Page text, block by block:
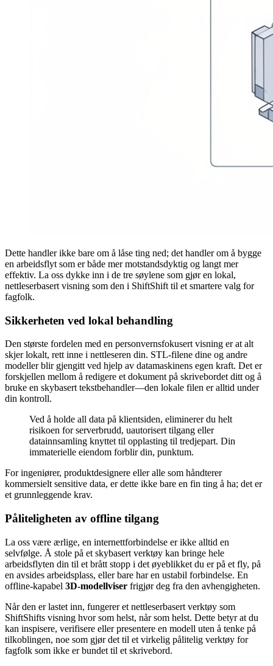
Dette handler ikke bare om å låse ting ned; det handler om å bygge
en arbeidsflyt som er både mer motstandsdyktig og langt mer
effektiv. La oss dykke inn i de tre søylene som gjør en lokal,
nettleserbasert visning som den i ShiftShift til et smartere valg for
fagfolk.
Sikkerheten ved lokal behandling
Den største fordelen med en personvernsfokusert visning er at alt
skjer lokalt, rett inne i nettleseren din. STL-filene dine og andre
modeller blir gjengitt ved hjelp av datamaskinens egen kraft. Det er
forskjellen mellom å redigere et dokument på skrivebordet ditt og å
bruke en skybasert tekstbehandler—den lokale filen er alltid under
din kontroll.
Ved å holde all data på klientsiden, eliminerer du helt
risikoen for serverbrudd, uautorisert tilgang eller
datainnsamling knyttet til opplasting til tredjepart. Din
immaterielle eiendom forblir din, punktum.
For ingeniører, produktdesignere eller alle som håndterer
kommersielt sensitive data, er dette ikke bare en fin ting å ha; det er
et grunnleggende krav.
Påliteligheten av offline tilgang
La oss være ærlige, en internettforbindelse er ikke alltid en
selvfølge. Å stole på et skybasert verktøy kan bringe hele
arbeidsflyten din til et brått stopp i det øyeblikket du er på et fly, på
en avsides arbeidsplass, eller bare har en ustabil forbindelse. En
offline-kapabel 3D-modellviser frigjør deg fra den avhengigheten.
Når den er lastet inn, fungerer et nettleserbasert verktøy som
ShiftShifts visning hvor som helst, når som helst. Dette betyr at du
kan inspisere, verifisere eller presentere en modell uten å tenke på
tilkoblingen, noe som gjør det til et virkelig pålitelig verktøy for
fagfolk som ikke er bundet til et skrivebord.